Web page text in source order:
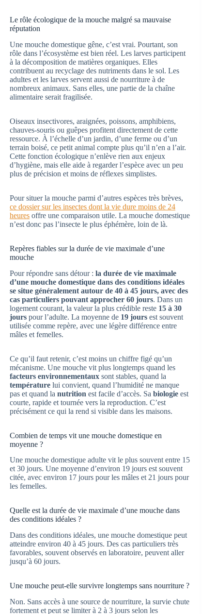
Le rôle écologique de la mouche malgré sa mauvaise
réputation
Une mouche domestique gêne, c’est vrai. Pourtant, son
rôle dans l’écosystème est bien réel. Les larves participent
à la décomposition de matières organiques. Elles
contribuent au recyclage des nutriments dans le sol. Les
adultes et les larves servent aussi de nourriture à de
nombreux animaux. Sans elles, une partie de la chaîne
alimentaire serait fragilisée.
Oiseaux insectivores, araignées, poissons, amphibiens,
chauves-souris ou guêpes profitent directement de cette
ressource. À l’échelle d’un jardin, d’une ferme ou d’un
terrain boisé, ce petit animal compte plus qu’il n’en a l’air.
Cette fonction écologique n’enlève rien aux enjeux
d’hygiène, mais elle aide à regarder l’espèce avec un peu
plus de précision et moins de réflexes simplistes.
Pour situer la mouche parmi d’autres espèces très brèves,
ce dossier sur les insectes dont la vie dure moins de 24
heures offre une comparaison utile. La mouche domestique
n’est donc pas l’insecte le plus éphémère, loin de là.
Repères fiables sur la durée de vie maximale d’une
mouche
Pour répondre sans détour : la durée de vie maximale
d’une mouche domestique dans des conditions idéales
se situe généralement autour de 40 à 45 jours, avec des
cas particuliers pouvant approcher 60 jours. Dans un
logement courant, la valeur la plus crédible reste 15 à 30
jours pour l’adulte. La moyenne de 19 jours est souvent
utilisée comme repère, avec une légère différence entre
mâles et femelles.
Ce qu’il faut retenir, c’est moins un chiffre figé qu’un
mécanisme. Une mouche vit plus longtemps quand les
facteurs environnementaux sont stables, quand la
température lui convient, quand l’humidité ne manque
pas et quand la nutrition est facile d’accès. Sa biologie est
courte, rapide et tournée vers la reproduction. C’est
précisément ce qui la rend si visible dans les maisons.
Combien de temps vit une mouche domestique en
moyenne ?
Une mouche domestique adulte vit le plus souvent entre 15
et 30 jours. Une moyenne d’environ 19 jours est souvent
citée, avec environ 17 jours pour les mâles et 21 jours pour
les femelles.
Quelle est la durée de vie maximale d’une mouche dans
des conditions idéales ?
Dans des conditions idéales, une mouche domestique peut
atteindre environ 40 à 45 jours. Des cas particuliers très
favorables, souvent observés en laboratoire, peuvent aller
jusqu’à 60 jours.
Une mouche peut-elle survivre longtemps sans nourriture ?
Non. Sans accès à une source de nourriture, la survie chute
fortement et peut se limiter à 2 à 3 jours selon les